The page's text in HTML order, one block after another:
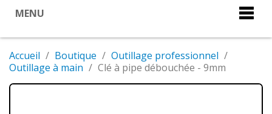
MENU
Accueil Boutique
Outillage professionnel
Outillage à main
Clé à pipe débouchée - 9mm